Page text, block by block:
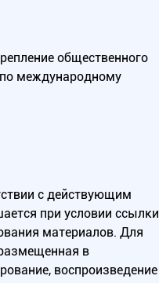
общественного
международному
с действующим
при условии ссылки
материалов. Для
в
воспроизведение